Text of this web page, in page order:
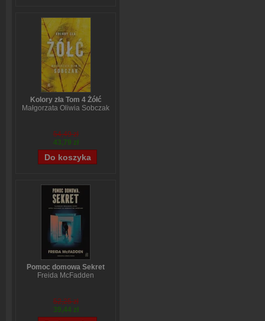
Kolory zła Tom 4 Żółć
Małgorzata Oliwia Sobczak
54,49 zł
43,79 zł
Pomoc domowa Sekret
Freida McFadden
52,25 zł
39,44 zł